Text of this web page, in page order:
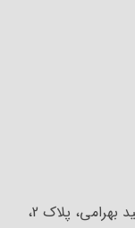
ابتدای خیابان 17شهریور شمالی، کوچه شهید بهرامی، پلاک 2،